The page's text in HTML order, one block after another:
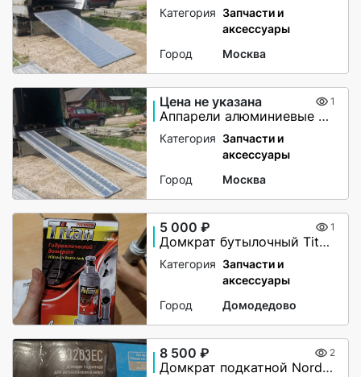
Категория Запчасти и
аксессуары
Город
Москва
Цена не указана 1
Аппарели алюминиевые 6000 кг
Категория Запчасти и
аксессуары
Город
Москва
5 000 ₽ 1
Домкрат бутылочный Titan 4т (180 — 350 мм)
Категория Запчасти и
аксессуары
Город
Домодедово
8 500 ₽ 2
Домкрат подкатной Nordberg N3203EC, 3 тонны